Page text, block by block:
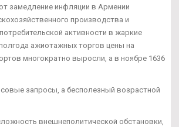
замедление инфляции в Армении
производства и
активности в жаркие
ажиотажных торгов цены на
многократно выросли, а в ноябре 1636
запросы, а бесполезный возрастной
внешнеполитической обстановки,